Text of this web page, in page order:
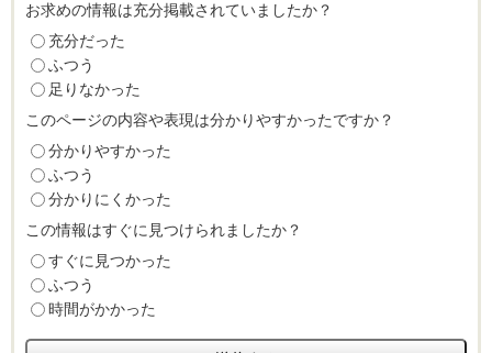
お求めの情報は充分掲載されていましたか？
充分だった
ふつう
足りなかった
このページの内容や表現は分かりやすかったですか？
分かりやすかった
ふつう
分かりにくかった
この情報はすぐに見つけられましたか？
すぐに見つかった
ふつう
時間がかかった